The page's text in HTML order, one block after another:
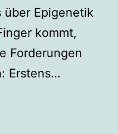
über Epigenetik
kommt,
Forderungen
Erstens…